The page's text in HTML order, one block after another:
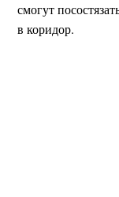
смогут
в коридор.